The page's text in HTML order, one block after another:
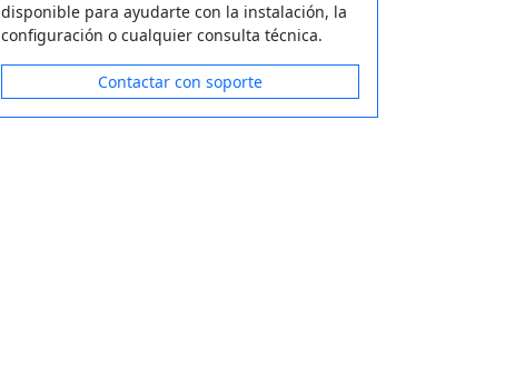
disponible para ayudarte con la instalación, la
configuración o cualquier consulta técnica.
Contactar con soporte